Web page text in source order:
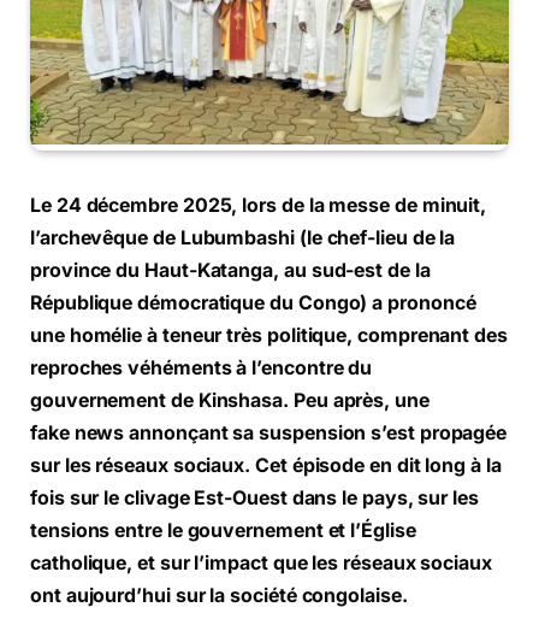
Le 24 décembre 2025, lors de la messe de minuit,
l’archevêque de Lubumbashi (le chef-lieu de la
province du Haut-Katanga, au sud-est de la
République démocratique du Congo) a prononcé
une homélie à teneur très politique, comprenant des
reproches véhéments à l’encontre du
gouvernement de Kinshasa. Peu après, une
fake news annonçant sa suspension s’est propagée
sur les réseaux sociaux. Cet épisode en dit long à la
fois sur le clivage Est-Ouest dans le pays, sur les
tensions entre le gouvernement et l’Église
catholique, et sur l’impact que les réseaux sociaux
ont aujourd’hui sur la société congolaise.